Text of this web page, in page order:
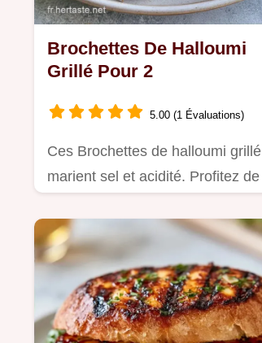
Brochettes De Halloumi
Grillé Pour 2
5.00 (1 Évaluations)
Ces Brochettes de halloumi grillé
marient sel et acidité. Profitez de